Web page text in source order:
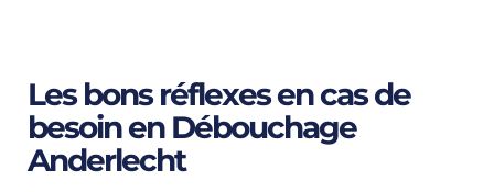
Les bons réflexes en cas de
besoin en Débouchage
Anderlecht